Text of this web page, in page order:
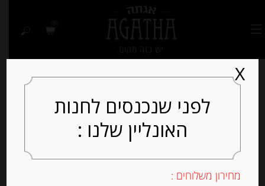
Out of
לפני שנכנסים לחנות
האונליין שלנו :
מחירון משלוחים :
X